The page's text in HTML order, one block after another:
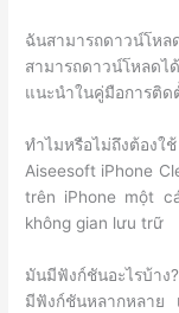
ฉันสามารถดาวน์โหล
สามารถดาวน์โหลด
แนะนำในคู่มือการติด
ทำไมหรือไม่ถึงต้องใ
Aiseesoft iPhone
trên iPhone một
không gian lưu trữ
มันมีฟังก์ชันอะไรบ้าง?
มีฟังก์ชันหลากหลาย